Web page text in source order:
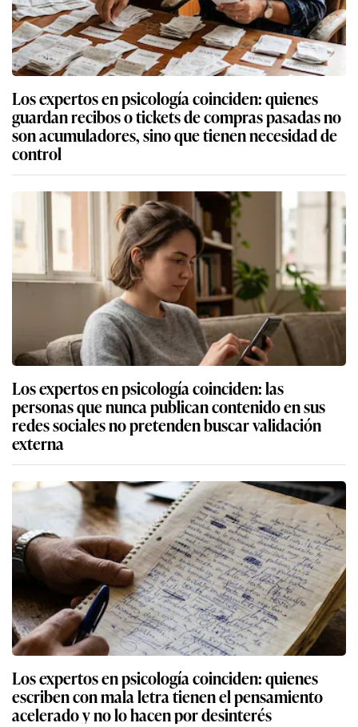
Los expertos en psicología coinciden: quienes
guardan recibos o tickets de compras pasadas no
son acumuladores, sino que tienen necesidad de
control
Los expertos en psicología coinciden: las
personas que nunca publican contenido en sus
redes sociales no pretenden buscar validación
externa
Los expertos en psicología coinciden: quienes
escriben con mala letra tienen el pensamiento
acelerado y no lo hacen por desinterés